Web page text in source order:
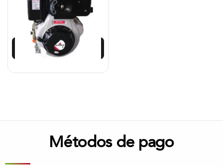
1.852.929
1.667.636
Añadir al carrito
Métodos de pago